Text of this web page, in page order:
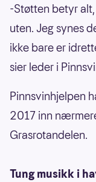
-Støtten betyr
uten. Jeg synes
ikke bare er
sier leder i
Pinnsvinhjelpen
2017 inn
Grasrotandelen.
Tung musikk i